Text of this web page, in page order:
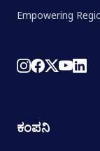
Empowering
ಕಂಪನಿ